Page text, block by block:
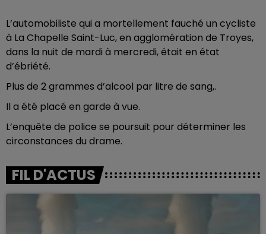
L’automobiliste qui a mortellement fauché un cycliste
à La Chapelle Saint-Luc, en agglomération de Troyes,
dans la nuit de mardi à mercredi, était en état
d’ébriété.
Plus de 2 grammes d’alcool par litre de sang,.
Il a été placé en garde à vue.
L’enquête de police se poursuit pour déterminer les
circonstances du drame.
FIL D'ACTUS